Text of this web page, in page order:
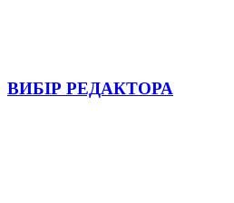
ВИБІР РЕДАКТОРА